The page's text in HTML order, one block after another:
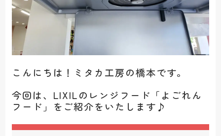
こんにちは！ミタカ工房の橋本です。
今回は、LIXILのレンジフード「よごれん
フード」をご紹介をいたします♪